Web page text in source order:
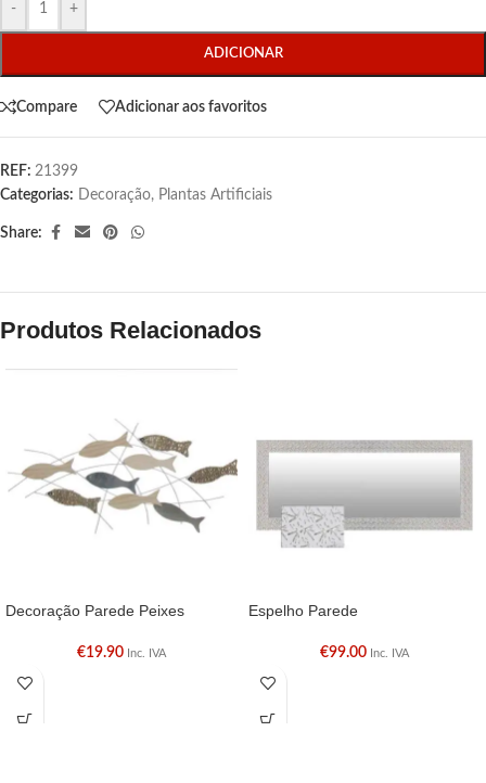
- +
ADICIONAR
Compare Adicionar aos favoritos
REF: 21399
Categorias: Decoração, Plantas Artificiais
Share:
Produtos Relacionados
Decoração Parede Peixes
€19.90 Inc. IVA
Espelho Parede
€99.00 Inc. IVA